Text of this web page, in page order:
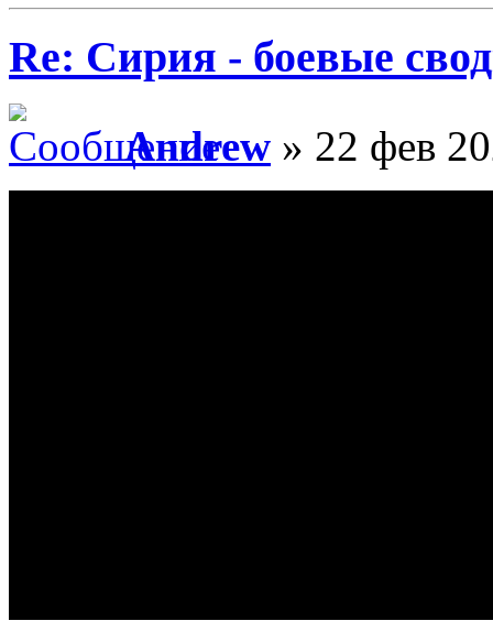
Re: Сирия - боевые
Andrew » 22 фев